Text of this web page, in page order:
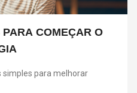
COMEÇAR O
simples para melhorar